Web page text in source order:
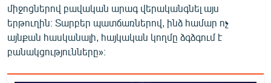
միջոցներով բավական արագ վերականգնել այս
երթուղին։ Տարբեր պատճառներով, ինձ համար ոչ
այնքան հասկանալի, հայկական կողմը ձգձգում է
բանակցությունները»։